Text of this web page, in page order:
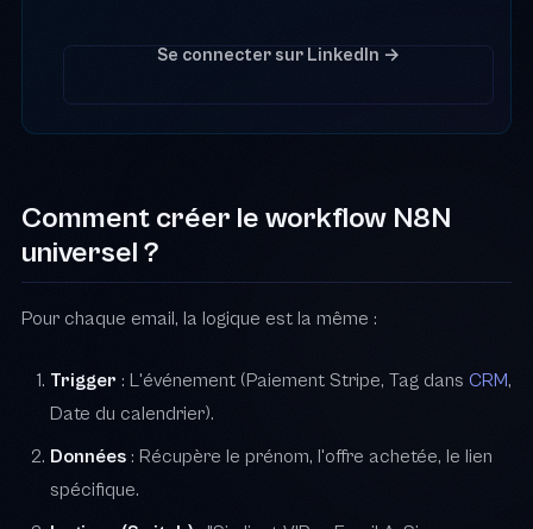
Se connecter sur LinkedIn →
Comment créer le workflow N8N
universel ?
Pour chaque email, la logique est la même :
Trigger : L'événement (Paiement Stripe, Tag dans CRM,
Date du calendrier).
Données : Récupère le prénom, l'offre achetée, le lien
spécifique.